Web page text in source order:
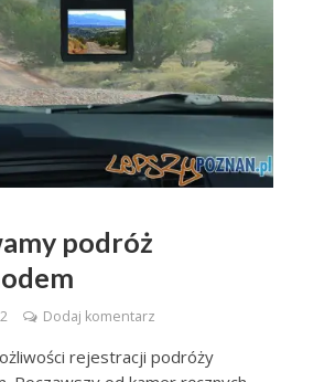
podróż
Dodaj komentarz
rejestracji podróży